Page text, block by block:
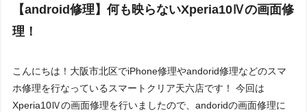
【android修理】何も映らないXperia10Ⅳの画面修
理！
こんにちは！大阪市北区でiPhone修理やandorid修理などのスマ
ホ修理を行なっているスマートクリア天六店です！ 今回は
Xperia10Ⅳの画面修理を行いましたので、andoridの画面修理に